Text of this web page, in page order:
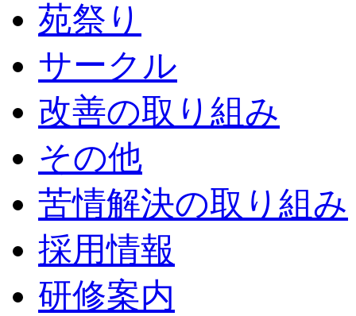
苑祭り
サークル
改善の取り組み
その他
苦情解決の取り組み
採用情報
研修案内